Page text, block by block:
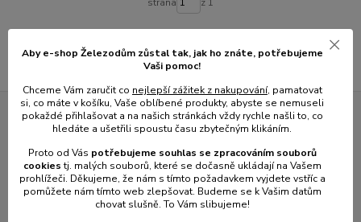
strana z 1
Novinky z našeho blogu
Aby e-shop Železodům zůstal tak, jak ho znáte, potřebujeme
Vaši pomoc!
Chceme Vám zaručit co nejlepší zážitek z nakupování, pamatovat
si, co máte v košíku, Vaše oblíbené produkty, abyste se nemuseli
pokaždé přihlašovat a na našich stránkách vždy rychle našli to, co
hledáte a ušetřili spoustu času zbytečným klikáním.
Proto od Vás potřebujeme souhlas se zpracováním souborů
cookiestj. malých souborů, které se dočasně ukládají na Vašem
prohlížeči. Děkujeme, že nám s tímto požadavkem vyjdete vstříc a
pomůžete nám tímto web zlepšovat. Budeme se k Vašim datům
chovat slušně. To Vám slibujeme!